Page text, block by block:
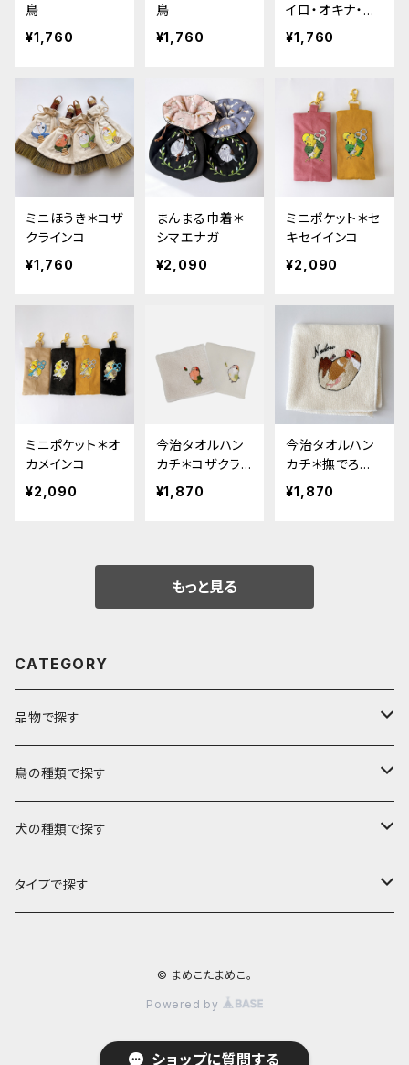
鳥
¥1,760
鳥
¥1,760
イロ・オキナ・ス
ズメ
¥1,760
ミニほうき＊コザ
クラインコ
¥1,760
まんまる巾着＊
シマエナガ
¥2,090
ミニポケット＊セ
キセイインコ
¥2,090
ミニポケット＊オ
カメインコ
¥2,090
今治タオルハン
カチ＊コザクライ
ンコ
¥1,870
今治タオルハン
カチ＊撫でろ文
鳥
¥1,870
もっと見る
CATEGORY
品物で探す
バック
トートバック
帆布ポシェット
キャリーバック
Lサイズ
ポーチ
ペットボトルケース
鳥の種類で探す
文鳥
セキセイインコ
シロハラインコ
犬の種類で探す
チワワ
ジャックラッセルテリア
タイプで探す
© まめこたまめこ。
Powered by
ショップに質問する